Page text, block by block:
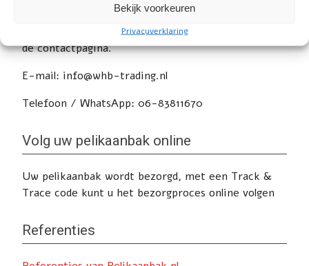
Bekijk voorkeuren
Privacyverklaring
Heeft u nog vragen of wilt u advies? Klik
de contactpagina.
E-mail: info@whb-trading.nl
Telefoon / WhatsApp: 06-83811670
Volg uw pelikaanbak online
Uw pelikaanbak wordt bezorgd, met een Track &
Trace code kunt u het bezorgproces online volgen
Referenties